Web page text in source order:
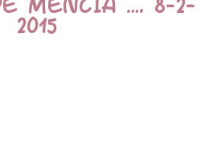
MENCÍA …. 8-2-
2015